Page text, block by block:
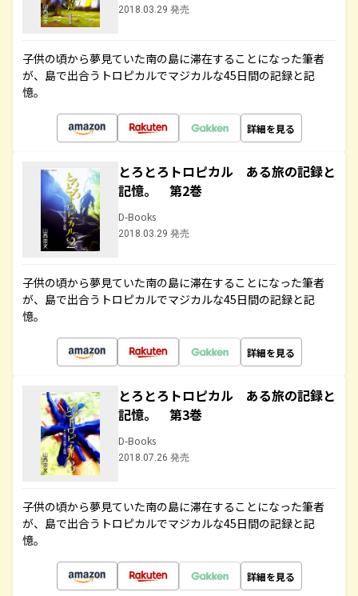
2018.03.29 発売
子供の頃から夢見ていた南の島に滞在することになった筆者
が、島で出合うトロピカルでマジカルな45日間の記録と記
憶。
詳細を見る
とろとろトロピカル ある旅の記録と
記憶。 第2巻
D-Books
2018.03.29 発売
子供の頃から夢見ていた南の島に滞在することになった筆者
が、島で出合うトロピカルでマジカルな45日間の記録と記
憶。
詳細を見る
とろとろトロピカル ある旅の記録と
記憶。 第3巻
D-Books
2018.07.26 発売
子供の頃から夢見ていた南の島に滞在することになった筆者
が、島で出合うトロピカルでマジカルな45日間の記録と記
憶。
詳細を見る